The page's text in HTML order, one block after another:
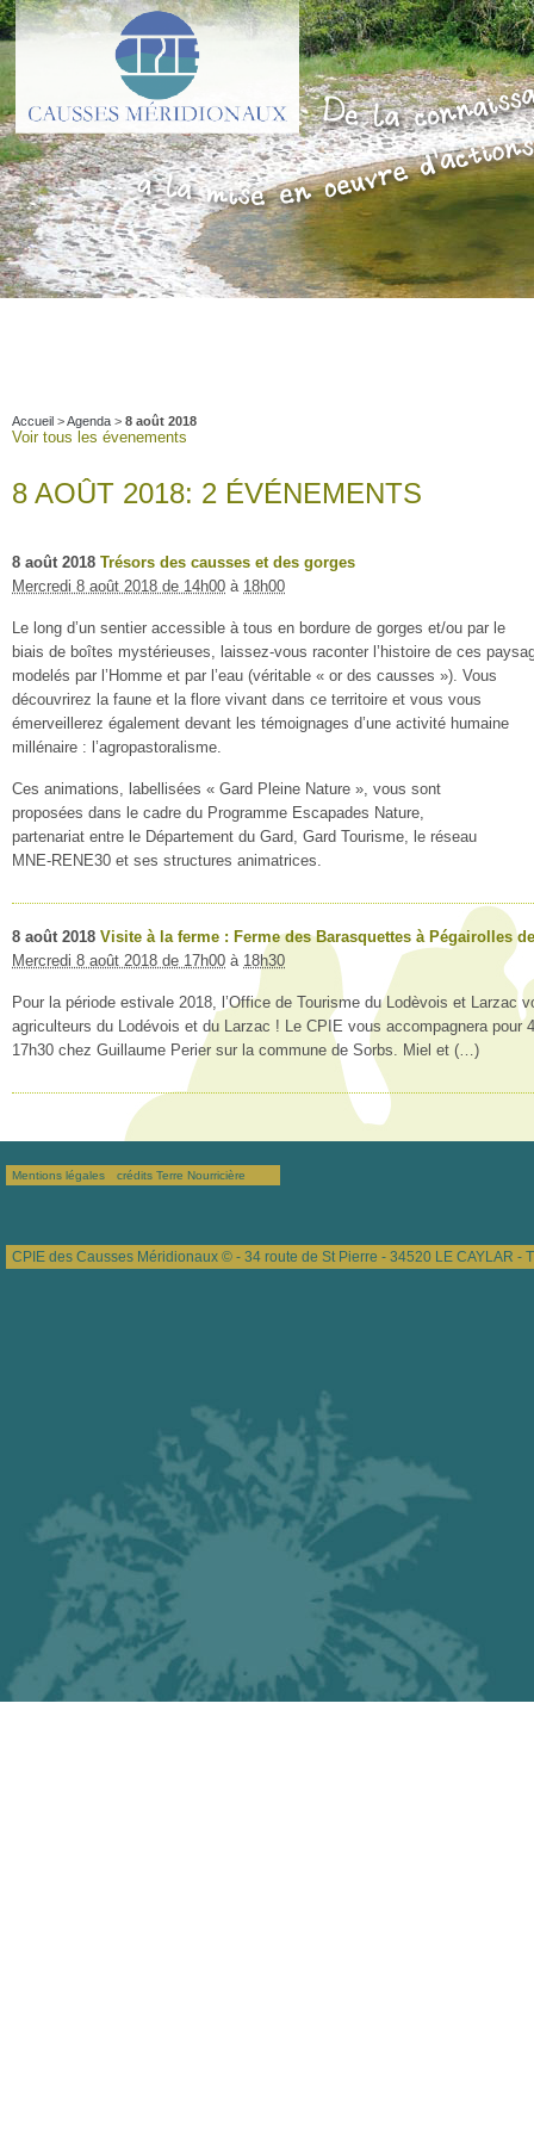
Accueil >Agenda > 8 août 2018
Voir tous les évenements
8 AOÛT 2018: 2 ÉVÉNEMENTS
8 août 2018 Trésors des causses et des gorges
Mercredi 8 août 2018 de 14h00 à 18h00
Le long d’un sentier accessible à tous en bordure de gorges et/ou par le
biais de boîtes mystérieuses, laissez-vous raconter l’histoire de ces
modelés par l’Homme et par l’eau (véritable « or des causses »). Vous
découvrirez la faune et la flore vivant dans ce territoire et vous vous
émerveillerez également devant les témoignages d’une activité humaine
millénaire : l’agropastoralisme.
Ces animations, labellisées « Gard Pleine Nature », vous sont
proposées dans le cadre du Programme Escapades Nature,
partenariat entre le Département du Gard, Gard Tourisme, le réseau
MNE-RENE30 et ses structures animatrices.
8 août 2018 Visite à la ferme : Ferme des Barasquettes à Pégairolles
Mercredi 8 août 2018 de 17h00 à 18h30
Pour la période estivale 2018, l’Office de Tourisme du Lodèvois et Larzac
agriculteurs du Lodévois et du Larzac ! Le CPIE vous accompagnera pour
17h30 chez Guillaume Perier sur la commune de Sorbs. Miel et (…)
Mentions légales crédits Terre Nourricière
CPIE des Causses Méridionaux © - 34 route de St Pierre - 34520 LE CAYLAR -